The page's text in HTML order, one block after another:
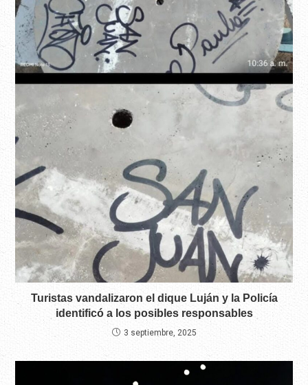
Turistas vandalizaron el dique Luján y la Policía
identificó a los posibles responsables
3 septiembre, 2025